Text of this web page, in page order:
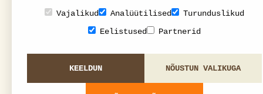
Vajalikud Analüütilised
Turunduslikud
Eelistused
Partnerid
KEELDUN NÕUSTUN VALIKUGA